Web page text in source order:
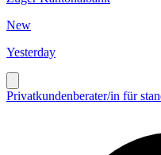
New
Yesterday
Privatkundenberater/in für